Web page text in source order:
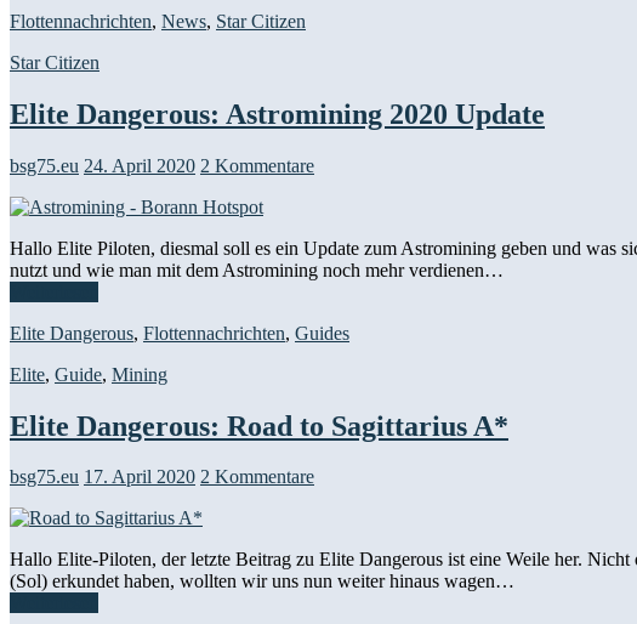
Flottennachrichten, News, Star Citizen
Star Citizen
Elite Dangerous: Astromining 2020 Update
bsg75.eu 24. April 2020 2 Kommentare
Hallo Elite Piloten, diesmal soll es ein Update zum Astromining geben und was
nutzt und wie man mit dem Astromining noch mehr verdienen…
Elite Dangerous, Flottennachrichten, Guides
Elite, Guide, Mining
Elite Dangerous: Road to Sagittarius A*
bsg75.eu 17. April 2020 2 Kommentare
Hallo Elite-Piloten, der letzte Beitrag zu Elite Dangerous ist eine Weile her.
(Sol) erkundet haben, wollten wir uns nun weiter hinaus wagen…